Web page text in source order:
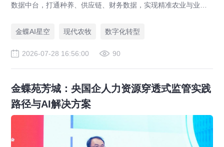
数据中台，打通种养、供应链、财务数据，实现精准农业与业财
金蝶AI星空
现代农牧 数字化转型
2026-07-28 16:56:00 90
金蝶苑芳城：央国企人力资源穿透式监管实践
路径与AI解决方案